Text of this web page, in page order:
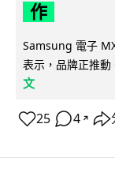
作
Samsung 電子
表示，品牌正推
文
25 4 ↗